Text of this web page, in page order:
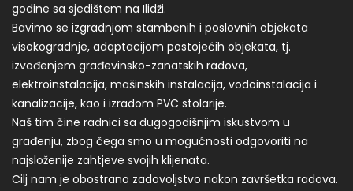
godine sa sjedištem na Ilidži.
Bavimo se izgradnjom stambenih i poslovnih objekata
visokogradnje, adaptacijom postojećih objekata, tj.
izvođenjem građevinsko-zanatskih radova,
elektroinstalacija, mašinskih instalacija, vodoinstalacija i
kanalizacije, kao i izradom PVC stolarije.
Naš tim čine radnici sa dugogodišnjim iskustvom u
građenju, zbog čega smo u mogućnosti odgovoriti na
najsloženije zahtjeve svojih klijenata.
Cilj nam je obostrano zadovoljstvo nakon završetka radova.